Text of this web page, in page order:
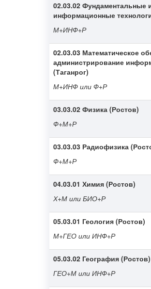
02.03.02 Фундаментальные
информационные
М+ИНФ+Р
02.03.03 Математическое
администрирование
(Таганрог)
М+ИНФ или Ф+Р
03.03.02 Физика (Ростов)
Ф+М+Р
03.03.03 Радиофизика
Ф+М+Р
04.03.01 Химия (Ростов)
Х+М или БИО+Р
05.03.01 Геология (Ростов)
М+ГЕО или ИНФ+Р
05.03.02 География (Ростов)
ГЕО+М или ИНФ+Р